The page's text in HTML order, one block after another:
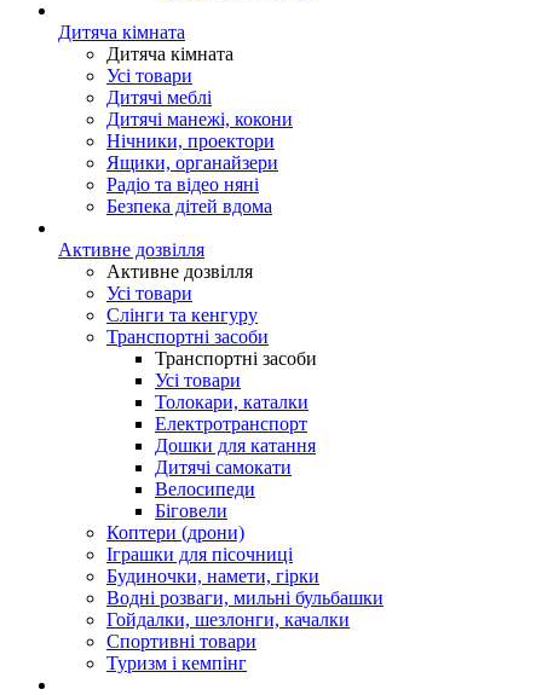
Дитяча кімната
Дитяча кімната
Усі товари
Дитячі меблі
Дитячі манежі, кокони
Нічники, проектори
Ящики, органайзери
Радіо та відео няні
Безпека дітей вдома
Активне дозвілля
Активне дозвілля
Усі товари
Слінги та кенгуру
Транспортні засоби
Транспортні засоби
Усі товари
Толокари, каталки
Електротранспорт
Дошки для катання
Дитячі самокати
Велосипеди
Біговели
Коптери (дрони)
Іграшки для пісочниці
Будиночки, намети, гірки
Водні розваги, мильні бульбашки
Гойдалки, шезлонги, качалки
Спортивні товари
Туризм і кемпінг